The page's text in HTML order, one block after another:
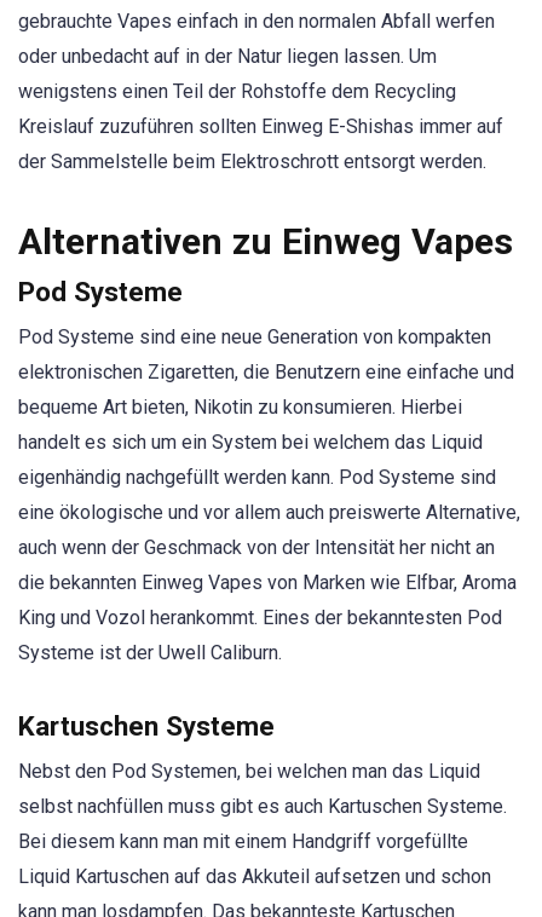
gebrauchte Vapes einfach in den normalen Abfall werfen
oder unbedacht auf in der Natur liegen lassen. Um
wenigstens einen Teil der Rohstoffe dem Recycling
Kreislauf zuzuführen sollten Einweg E-Shishas immer auf
der Sammelstelle beim Elektroschrott entsorgt werden.
Alternativen zu Einweg Vapes
Pod Systeme
Pod Systeme sind eine neue Generation von kompakten
elektronischen Zigaretten, die Benutzern eine einfache und
bequeme Art bieten, Nikotin zu konsumieren. Hierbei
handelt es sich um ein System bei welchem das Liquid
eigenhändig nachgefüllt werden kann. Pod Systeme sind
eine ökologische und vor allem auch preiswerte Alternative,
auch wenn der Geschmack von der Intensität her nicht an
die bekannten Einweg Vapes von Marken wie Elfbar, Aroma
King und Vozol herankommt. Eines der bekanntesten Pod
Systeme ist der Uwell Caliburn.
Kartuschen Systeme
Nebst den Pod Systemen, bei welchen man das Liquid
selbst nachfüllen muss gibt es auch Kartuschen Systeme.
Bei diesem kann man mit einem Handgriff vorgefüllte
Liquid Kartuschen auf das Akkuteil aufsetzen und schon
kann man losdampfen. Das bekannteste Kartuschen